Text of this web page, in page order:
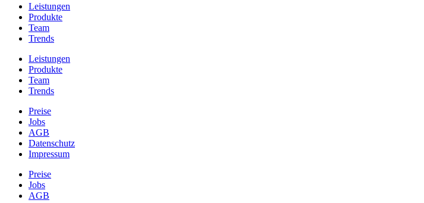
Leistungen
Produkte
Team
Trends
Leistungen
Produkte
Team
Trends
Preise
Jobs
AGB
Datenschutz
Impressum
Preise
Jobs
AGB